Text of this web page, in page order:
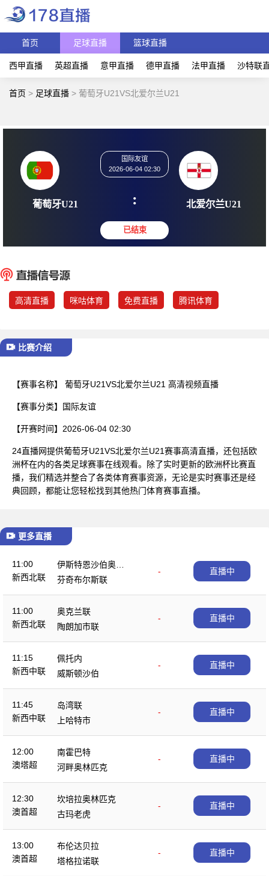
首页 足球直播 篮球直播
西甲直播 英超直播 意甲直播 德甲直播 法甲直播 沙特联
首页 > 足球直播 > 葡萄牙U21VS北爱尔兰U21
葡萄牙U21
2026-06-04 02:30
: 北爱尔
高清直播 咪咕体育 免费直播 腾讯体育
比赛介绍
【赛事名称】 葡萄牙U21VS北爱尔兰U21 高清视频直播
【赛事分类】 国际友谊
【开赛时间】 2026-06-04 02:30
24直播网提供葡萄牙U21VS北爱尔兰U21赛事高清直播，还包括欧
洲杯在内的各类足球赛事在线观看。除了实时更新的欧洲杯比赛直
播，我们精选并整合了各类体育赛事资源，无论是实时赛事还是经
典回顾，都能让您轻松找到其他热门体育赛事直播。
更多直播
11:00
新西北联
伊斯特恩沙伯奥克
兰
-
芬奇布尔斯联
直播中
11:00
新西北联
奥克兰联
-
陶朗加市联
直播中
11:15
新西中联
佩托内
-
威斯顿沙伯
直播中
11:45
新西中联
岛湾联
-
上哈特市
直播中
12:00
澳塔超
南霍巴特
-
河畔奥林匹克
直播中
12:30
澳首超
坎培拉奥林匹克
-
古玛老虎
直播中
13:00
澳首超
布伦达贝拉
-
塔格拉诺联
直播中